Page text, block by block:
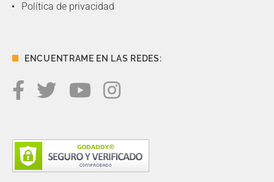
Política de privacidad
ENCUENTRAME EN LAS REDES: